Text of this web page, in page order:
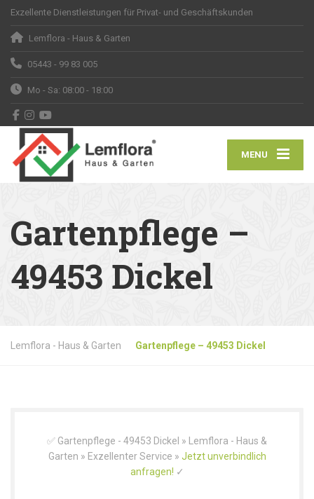
Exzellente Dienstleistungen für Privat- und Geschäftskunden
Lemflora - Haus & Garten
05443 - 99 83 005
Mo - Sa: 08:00 - 18:00
MENU
Gartenpflege –
49453 Dickel
Lemflora - Haus & Garten Gartenpflege – 49453 Dickel
✅ Gartenpflege - 49453 Dickel » Lemflora - Haus &
Garten » Exzellenter Service » Jetzt unverbindlich
anfragen! ✓